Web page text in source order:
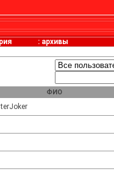
: архивы
ФИО